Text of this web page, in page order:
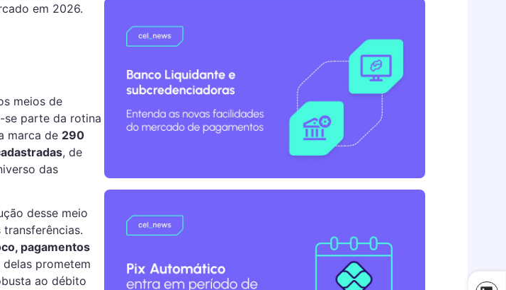
em 2026.
meios de
se parte da rotina
marca de 290
, de
das
desse meio
pagamentos
delas prometem
ao débito